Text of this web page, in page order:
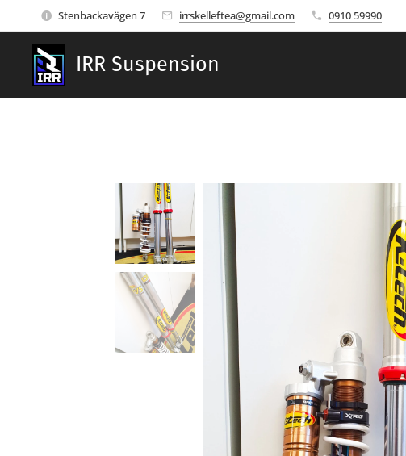
Stenbackavägen 7 irrskelleftea@gmail.com 0910 59990
IRR Suspension